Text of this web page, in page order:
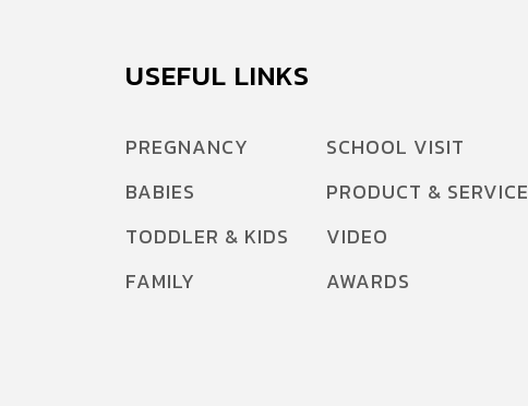
USEFUL LINKS
PREGNANCY
BABIES
TODDLER & KIDS
FAMILY
SCHOOL VISIT
PRODUCT & SERVICE
VIDEO
AWARDS